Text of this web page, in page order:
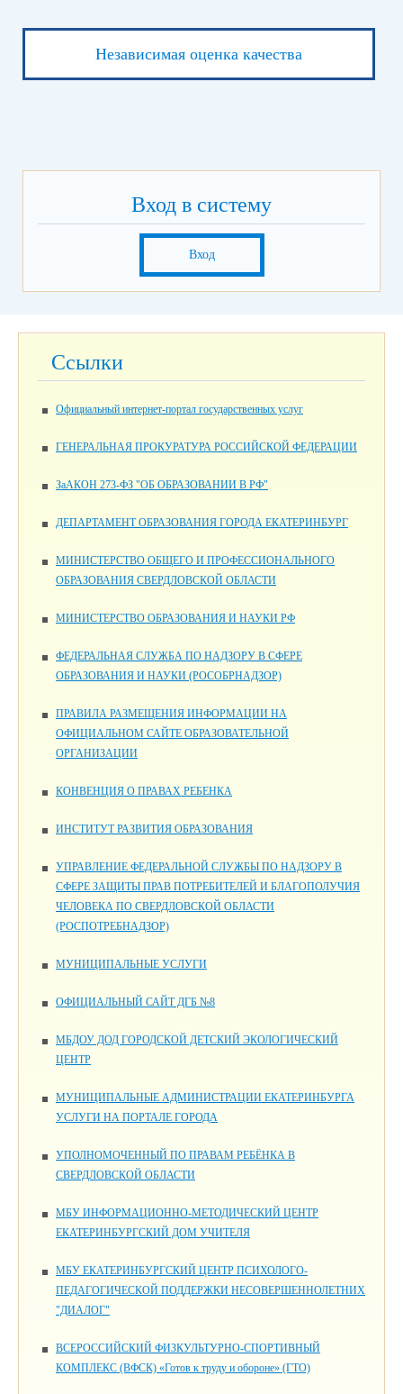
Независимая оценка качества
Вход в систему
Вход
Ссылки
Официальный интернет-портал государственных услуг
ГЕНЕРАЛЬНАЯ ПРОКУРАТУРА РОССИЙСКОЙ ФЕДЕРАЦИИ
ЗаАКОН 273-ФЗ "ОБ ОБРАЗОВАНИИ В РФ"
ДЕПАРТАМЕНТ ОБРАЗОВАНИЯ ГОРОДА ЕКАТЕРИНБУРГ
МИНИСТЕРСТВО ОБЩЕГО И ПРОФЕССИОНАЛЬНОГО
ОБРАЗОВАНИЯ СВЕРДЛОВСКОЙ ОБЛАСТИ
МИНИСТЕРСТВО ОБРАЗОВАНИЯ И НАУКИ РФ
ФЕДЕРАЛЬНАЯ СЛУЖБА ПО НАДЗОРУ В СФЕРЕ
ОБРАЗОВАНИЯ И НАУКИ (РОСОБРНАДЗОР)
ПРАВИЛА РАЗМЕЩЕНИЯ ИНФОРМАЦИИ НА
ОФИЦИАЛЬНОМ САЙТЕ ОБРАЗОВАТЕЛЬНОЙ
ОРГАНИЗАЦИИ
КОНВЕНЦИЯ О ПРАВАХ РЕБЕНКА
ИНСТИТУТ РАЗВИТИЯ ОБРАЗОВАНИЯ
УПРАВЛЕНИЕ ФЕДЕРАЛЬНОЙ СЛУЖБЫ ПО НАДЗОРУ В
СФЕРЕ ЗАЩИТЫ ПРАВ ПОТРЕБИТЕЛЕЙ И БЛАГОПОЛУЧИЯ
ЧЕЛОВЕКА ПО СВЕРДЛОВСКОЙ ОБЛАСТИ
(РОСПОТРЕБНАДЗОР)
МУНИЦИПАЛЬНЫЕ УСЛУГИ
ОФИЦИАЛЬНЫЙ САЙТ ДГБ №8
МБДОУ ДОД ГОРОДСКОЙ ДЕТСКИЙ ЭКОЛОГИЧЕСКИЙ
ЦЕНТР
МУНИЦИПАЛЬНЫЕ АДМИНИСТРАЦИИ ЕКАТЕРИНБУРГА
УСЛУГИ НА ПОРТАЛЕ ГОРОДА
УПОЛНОМОЧЕННЫЙ ПО ПРАВАМ РЕБЁНКА В
СВЕРДЛОВСКОЙ ОБЛАСТИ
МБУ ИНФОРМАЦИОННО-МЕТОДИЧЕСКИЙ ЦЕНТР
ЕКАТЕРИНБУРГСКИЙ ДОМ УЧИТЕЛЯ
МБУ ЕКАТЕРИНБУРГСКИЙ ЦЕНТР ПСИХОЛОГО-
ПЕДАГОГИЧЕСКОЙ ПОДДЕРЖКИ НЕСОВЕРШЕННОЛЕТНИХ
"ДИАЛОГ"
ВСЕРОССИЙСКИЙ ФИЗКУЛЬТУРНО-СПОРТИВНЫЙ
КОМПЛЕКС (ВФСК) «Готов к труду и обороне» (ГТО)